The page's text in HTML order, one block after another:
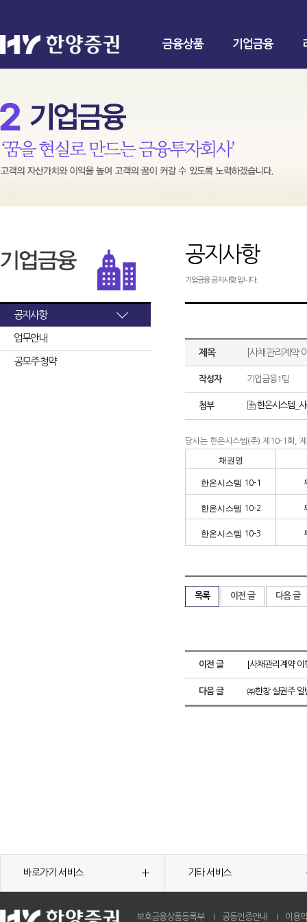
금융상품 기업금융
공지사항
업무안내
공모주 청약
공지사항
기업금융 공지사항 입니다.
제목 [사채관리계약
작성자 기업금융1팀
첨부 한온시스템_
당사는 한온시스템(주) 제 10-1 회 제
채권명
한온시스템 10-1
한온시스템 10-2
한온시스템 10-3
목록 이전 글 다음 글
이전 글 [사채관리계약
다음 글 ㈜한창 실권주 일
바로가기 서비스 기타 서비스
보호금융상품등록부 공동인증안내 이용